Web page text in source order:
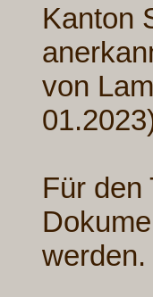
Kanton
von
Für den
werden.